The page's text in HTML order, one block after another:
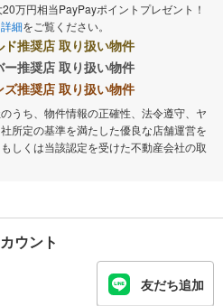
万円相当PayPayポイントプレゼント！
細をご覧ください。
ド推奨店 取り扱い物件
ー推奨店 取り扱い物件
ズ推奨店 取り扱い物件
うち、物件情報の正確性、法令遵守、ヤ
所定の基準を満たした優良な店舗運営を
しくは当該認定を受けた不動産会社の取
ウント
友だち追加